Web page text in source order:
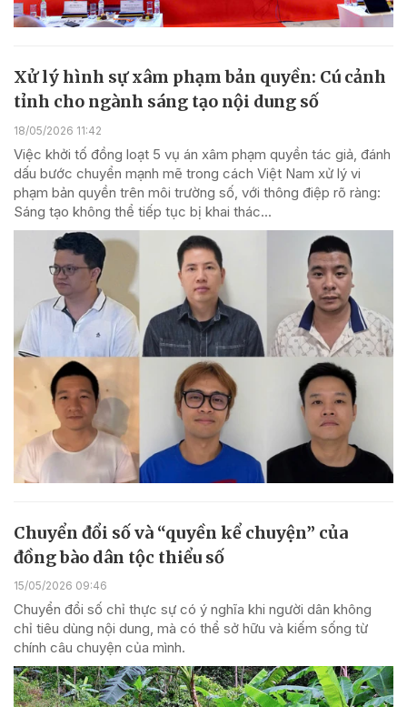
Xử lý hình sự xâm phạm bản quyền: Cú cảnh
tỉnh cho ngành sáng tạo nội dung số
18/05/2026 11:42
Việc khởi tố đồng loạt 5 vụ án xâm phạm quyền tác giả, đánh
dấu bước chuyển mạnh mẽ trong cách Việt Nam xử lý vi
phạm bản quyền trên môi trường số, với thông điệp rõ ràng:
Sáng tạo không thể tiếp tục bị khai thác...
Chuyển đổi số và “quyền kể chuyện” của
đồng bào dân tộc thiểu số
15/05/2026 09:46
Chuyển đổi số chỉ thực sự có ý nghĩa khi người dân không
chỉ tiêu dùng nội dung, mà có thể sở hữu và kiếm sống từ
chính câu chuyện của mình.